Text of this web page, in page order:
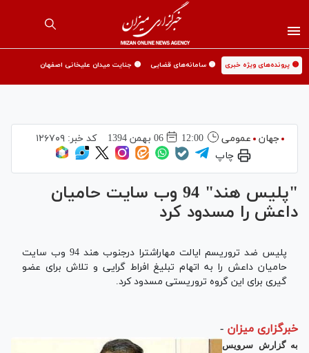
🟡 پرونده‌های ویژه خبری 🟡 سامانه‌های قضایی 🟡 جنایت میدان علیخانی اصفهان
جهان عمومی 12:00 06 بهمن 1394 کد خبر: ۱۲۶۷۰۹
چاپ
"پلیس هند" 94 وب سایت حامیان
داعش را مسدود کرد
پلیس ضد تروریسم ایالت مهاراشترا درجنوب هند 94 وب سایت
حامیان داعش را به اتهام تبلیغ افراط گرایی و تلاش برای عضو
گیری برای این گروه تروریستی مسدود کرد.
خبرگزاری میزان -
به گزارش سرویس